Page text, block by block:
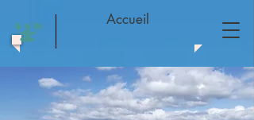
Accueil